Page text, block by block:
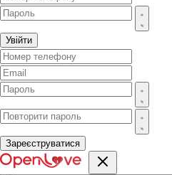
Увійти
Зареєструватися